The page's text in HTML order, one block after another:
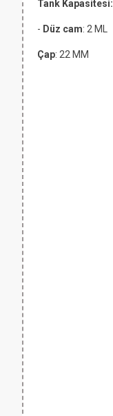
Tank Kapasitesi:
- Düz cam: 2 ML
Çap: 22 MM